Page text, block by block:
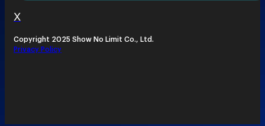
X
Copyright 2025 Show No Limit Co., Ltd.
Privacy Policy